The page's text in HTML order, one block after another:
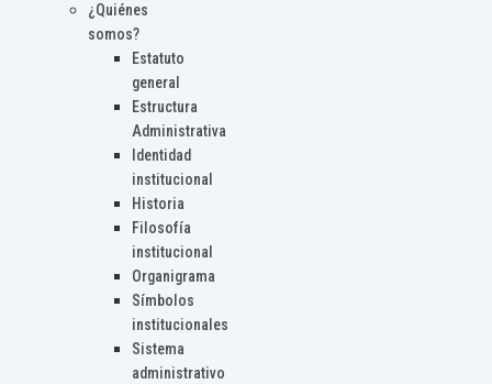
¿Quiénes
somos?
Estatuto
general
Estructura
Administrativa
Identidad
institucional
Historia
Filosofía
institucional
Organigrama
Símbolos
institucionales
Sistema
administrativo